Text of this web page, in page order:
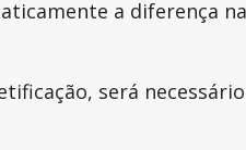
a diferença
será